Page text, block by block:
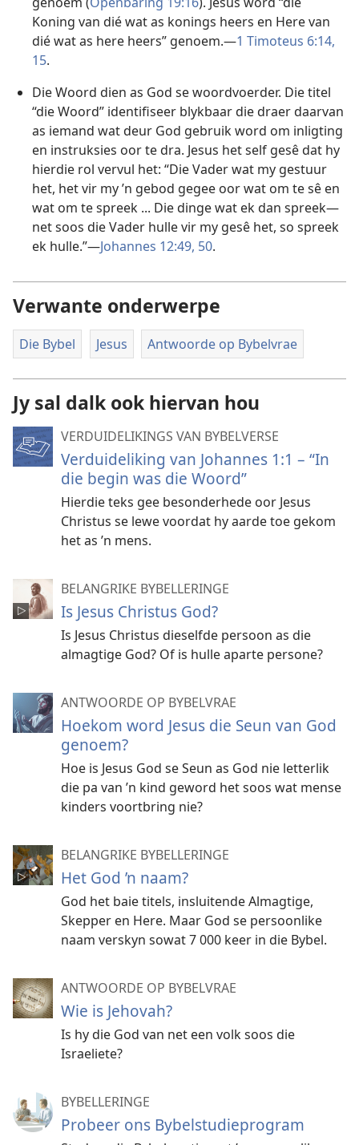
Koning van dié wat as konings heers en Here van
dié wat as here heers” genoem.—1 Timoteus 6:14,
15.
Die Woord dien as God se woordvoerder. Die titel
“die Woord” identifiseer blykbaar die draer daarvan
as iemand wat deur God gebruik word om inligting
en instruksies oor te dra. Jesus het self gesê dat hy
hierdie rol vervul het: “Die Vader wat my gestuur
het, het vir my ’n gebod gegee oor wat om te sê en
wat om te spreek ... Die dinge wat ek dan spreek—
net soos die Vader hulle vir my gesê het, so spreek
ek hulle.”—Johannes 12:49, 50.
Verwante onderwerpe
Die Bybel Jesus Antwoorde op Bybelvrae
Jy sal dalk ook hiervan hou
VERDUIDELIKINGS VAN BYBELVERSE
Verduideliking van Johannes 1:1 – “In
die begin was die Woord”
Hierdie teks gee besonderhede oor Jesus
Christus se lewe voordat hy aarde toe gekom
het as ’n mens.
BELANGRIKE BYBELLERINGE
Is Jesus Christus God?
Is Jesus Christus dieselfde persoon as die
almagtige God? Of is hulle aparte persone?
ANTWOORDE OP BYBELVRAE
Hoekom word Jesus die Seun van God
genoem?
Hoe is Jesus God se Seun as God nie letterlik
die pa van ’n kind geword het soos wat mense
kinders voortbring nie?
BELANGRIKE BYBELLERINGE
Het God ’n naam?
God het baie titels, insluitende Almagtige,
Skepper en Here. Maar God se persoonlike
naam verskyn sowat 7 000 keer in die Bybel.
ANTWOORDE OP BYBELVRAE
Wie is Jehovah?
Is hy die God van net een volk soos die
Israeliete?
BYBELLERINGE
Probeer ons Bybelstudieprogram